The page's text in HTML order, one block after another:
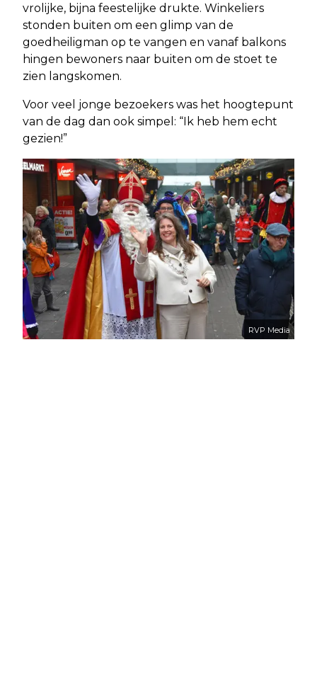
vrolijke, bijna feestelijke drukte. Winkeliers
stonden buiten om een glimp van de
goedheiligman op te vangen en vanaf balkons
hingen bewoners naar buiten om de stoet te
zien langskomen.
Voor veel jonge bezoekers was het hoogtepunt
van de dag dan ook simpel: “Ik heb hem echt
gezien!”
RVP Media